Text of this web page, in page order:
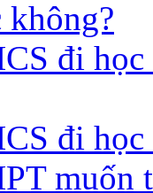
không?
đi
đi
muốn